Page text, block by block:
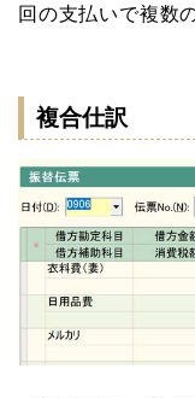
回の支払いで複数
複合仕訳